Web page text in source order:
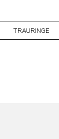
TRAURINGE